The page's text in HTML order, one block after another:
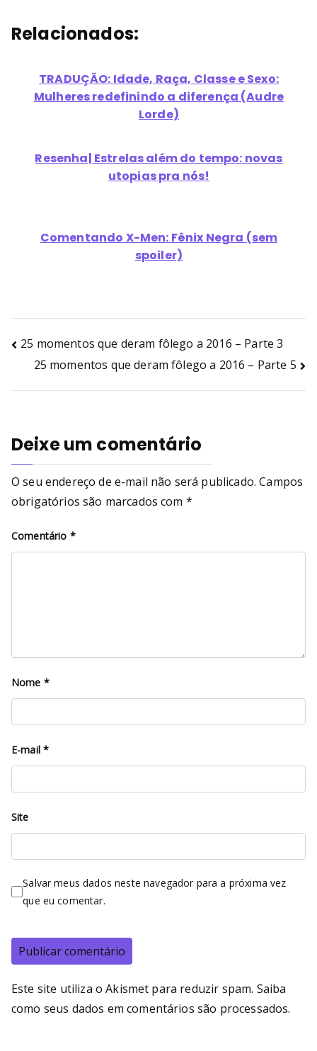
Relacionados:
TRADUÇÃO: Idade, Raça, Classe e Sexo:
Mulheres redefinindo a diferença (Audre
Lorde)
Resenha| Estrelas além do tempo: novas
utopias pra nós!
Comentando X-Men: Fênix Negra (sem
spoiler)
25 momentos que deram fôlego a 2016 – Parte 3
25 momentos que deram fôlego a 2016 – Parte 5
Deixe um comentário
O seu endereço de e-mail não será publicado. Campos
obrigatórios são marcados com *
Comentário *
Nome *
E-mail*
Site
Salvar meus dados neste navegador para a próxima vez
que eu comentar.
Este site utiliza o Akismet para reduzir spam. Saiba
como seus dados em comentários são processados.